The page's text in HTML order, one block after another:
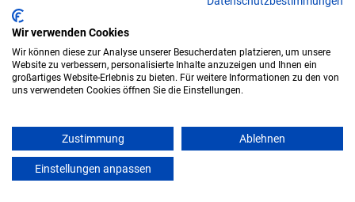
Wir verwenden Cookies
Wir können diese zur Analyse unserer Besucherdaten platzieren, um unsere
Website zu verbessern, personalisierte Inhalte anzuzeigen und Ihnen ein
großartiges Website-Erlebnis zu bieten. Für weitere Informationen zu den von
uns verwendeten Cookies öffnen Sie die Einstellungen.
Zustimmung Ablehnen
Einstellungen anpassen